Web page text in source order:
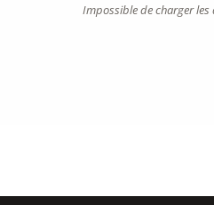
Impossible de charger les